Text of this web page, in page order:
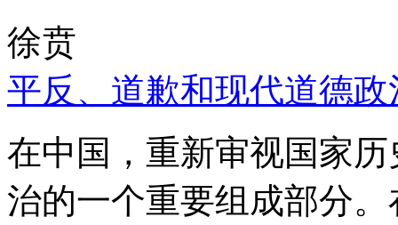
徐贲
平反、道歉和现代道德政
在中国，重新审视国家
治的一个重要组成部分